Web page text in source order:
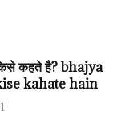
कहते है? bhajya
kahate hain